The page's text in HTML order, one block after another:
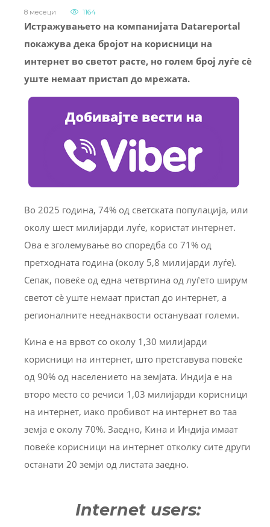
8 месеци 1164
Истражувањето на компанијата Datareportal
покажува дека бројот на корисници на
интернет во светот расте, но голем број луѓе сè
уште немаат пристап до мрежата.
Во 2025 година, 74% од светската популација, или
околу шест милијарди луѓе, користат интернет.
Ова е зголемување во споредба со 71% од
претходната година (околу 5,8 милијарди луѓе).
Сепак, повеќе од една четвртина од луѓето ширум
светот сè уште немаат пристап до интернет, а
регионалните нееднаквости остануваат големи.
Кина е на врвот со околу 1,30 милијарди
корисници на интернет, што претставува повеќе
од 90% од населението на земјата. Индија е на
второ место со речиси 1,03 милијарди корисници
на интернет, иако пробивот на интернет во таа
земја е околу 70%. Заедно, Кина и Индија имаат
повеќе корисници на интернет отколку сите други
останати 20 земји од листата заедно.
Internet users: